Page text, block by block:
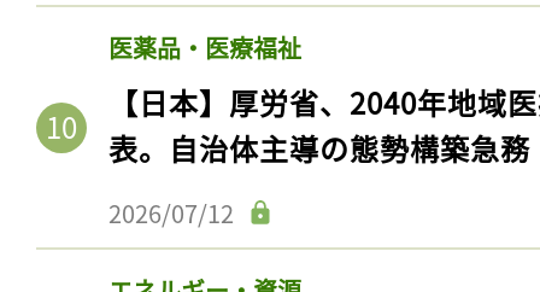
医薬品・医療福祉
【日本】厚労省、2040年地域
表。自治体主導の態勢構築急務
2026/07/12